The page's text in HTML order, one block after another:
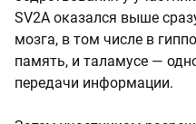
SV2A оказался выше
мозга, в том числе в
память, и таламусе —
передачи информации.